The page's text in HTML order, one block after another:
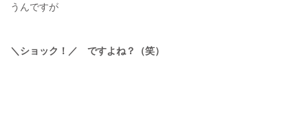
うんですが
⁡＼ショック！／ ですよね？（笑）